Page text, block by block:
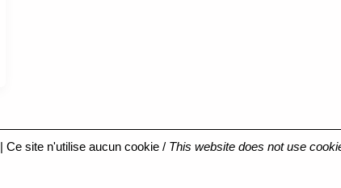
| Ce site n'utilise aucun cookie / This website does not use